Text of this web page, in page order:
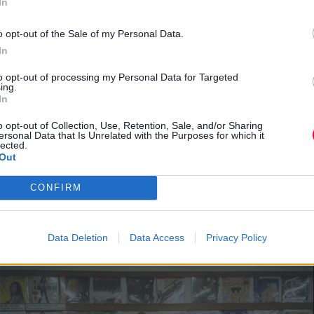
opt-out of the Sale of my Personal Data.
opt-out of processing my Personal Data for Targeted
opt-out of Collection, Use, Retention, Sale, and/or Sharing
Data that Is Unrelated with the Purposes for which it
CONFIRM
Data Deletion Data Access Privacy Policy
ΠΑΙΧΝΊΔΙ ΠΟΥ ΈΧΕΙ ΤΡΕΛΆΝΕΙ ΜΙΚΡΟΎΣ ΚΑΙ
ΕΠΌΜΕΝΟ ΆΡΘΡΟ:
email
όλα τα τελευταία trends